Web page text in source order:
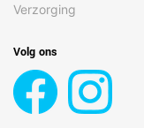
Verzorging
Volg ons